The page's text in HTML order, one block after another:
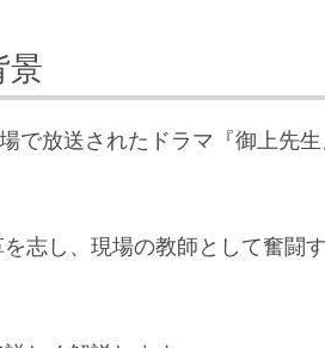
景
で放送されたドラマ『御上先
志し、現場の教師として奮闘